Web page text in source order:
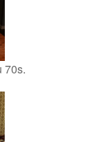
70s.